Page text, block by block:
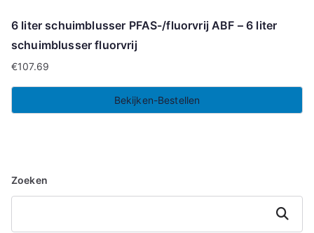
6 liter schuimblusser PFAS-/fluorvrij ABF – 6 liter
schuimblusser fluorvrij
€107.69
Bekijken-Bestellen
Zoeken
Zoeken